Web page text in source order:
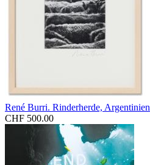
René Burri. Rinderherde, Argentinien
CHF 500.00